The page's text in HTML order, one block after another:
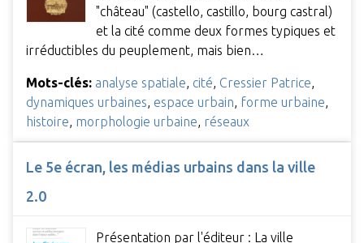
"château" (castello, castillo, bourg castral)
et la cité comme deux formes typiques et
irréductibles du peuplement, mais bien…
Mots-clés: analyse spatiale cité Cressier Patrice
dynamiques urbaines espace urbain forme urbaine
histoire morphologie urbaine réseaux
Le 5e écran, les médias urbains dans la ville
2.0
Présentation par l'éditeur : La ville